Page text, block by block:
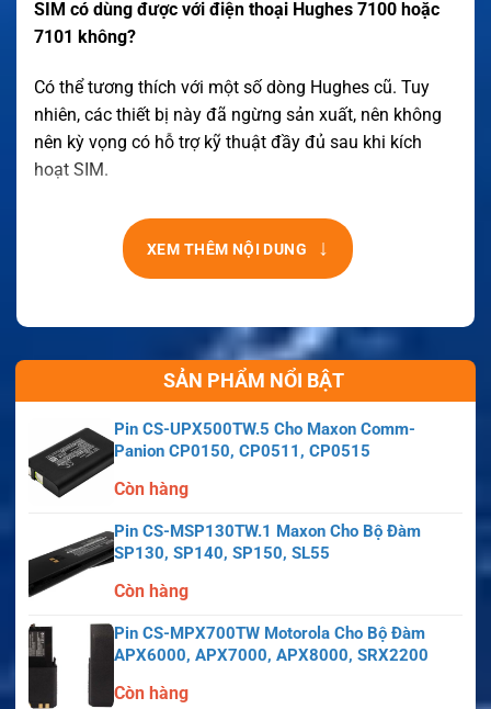
SIM có dùng được với điện thoại Hughes 7100 hoặc
7101 không?
Có thể tương thích với một số dòng Hughes cũ. Tuy
nhiên, các thiết bị này đã ngừng sản xuất, nên không
nên kỳ vọng có hỗ trợ kỹ thuật đầy đủ sau khi kích
hoạt SIM.
XEM THÊM NỘI DUNG ↓
SẢN PHẨM NỔI BẬT
Pin CS-UPX500TW.5 Cho Maxon Comm-
Panion CP0150, CP0511, CP0515
Còn hàng
Pin CS-MSP130TW.1 Maxon Cho Bộ Đàm
SP130, SP140, SP150, SL55
Còn hàng
Pin CS-MPX700TW Motorola Cho Bộ Đàm
APX6000, APX7000, APX8000, SRX2200
Còn hàng